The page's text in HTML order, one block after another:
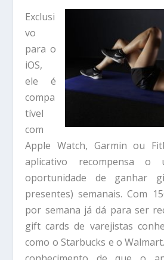
Exclusi
vo
para o
iOS,
ele é
compa
tível
com
Apple Watch, Garmin ou
aplicativo recompensa o
oportunidade de ganhar
presentes) semanais. Com
por semana já dá para ser
gift cards de varejistas
como o Starbucks e o